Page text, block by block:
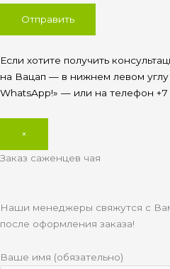
Если хотите получить
на Вацап — в нижнем левом
WhatsApp!» — или на телефон +7
×
Заказ саженцев чая
Наши менеджеры свяжутся с
после оформления заказа!
Ваше имя (обязательно)